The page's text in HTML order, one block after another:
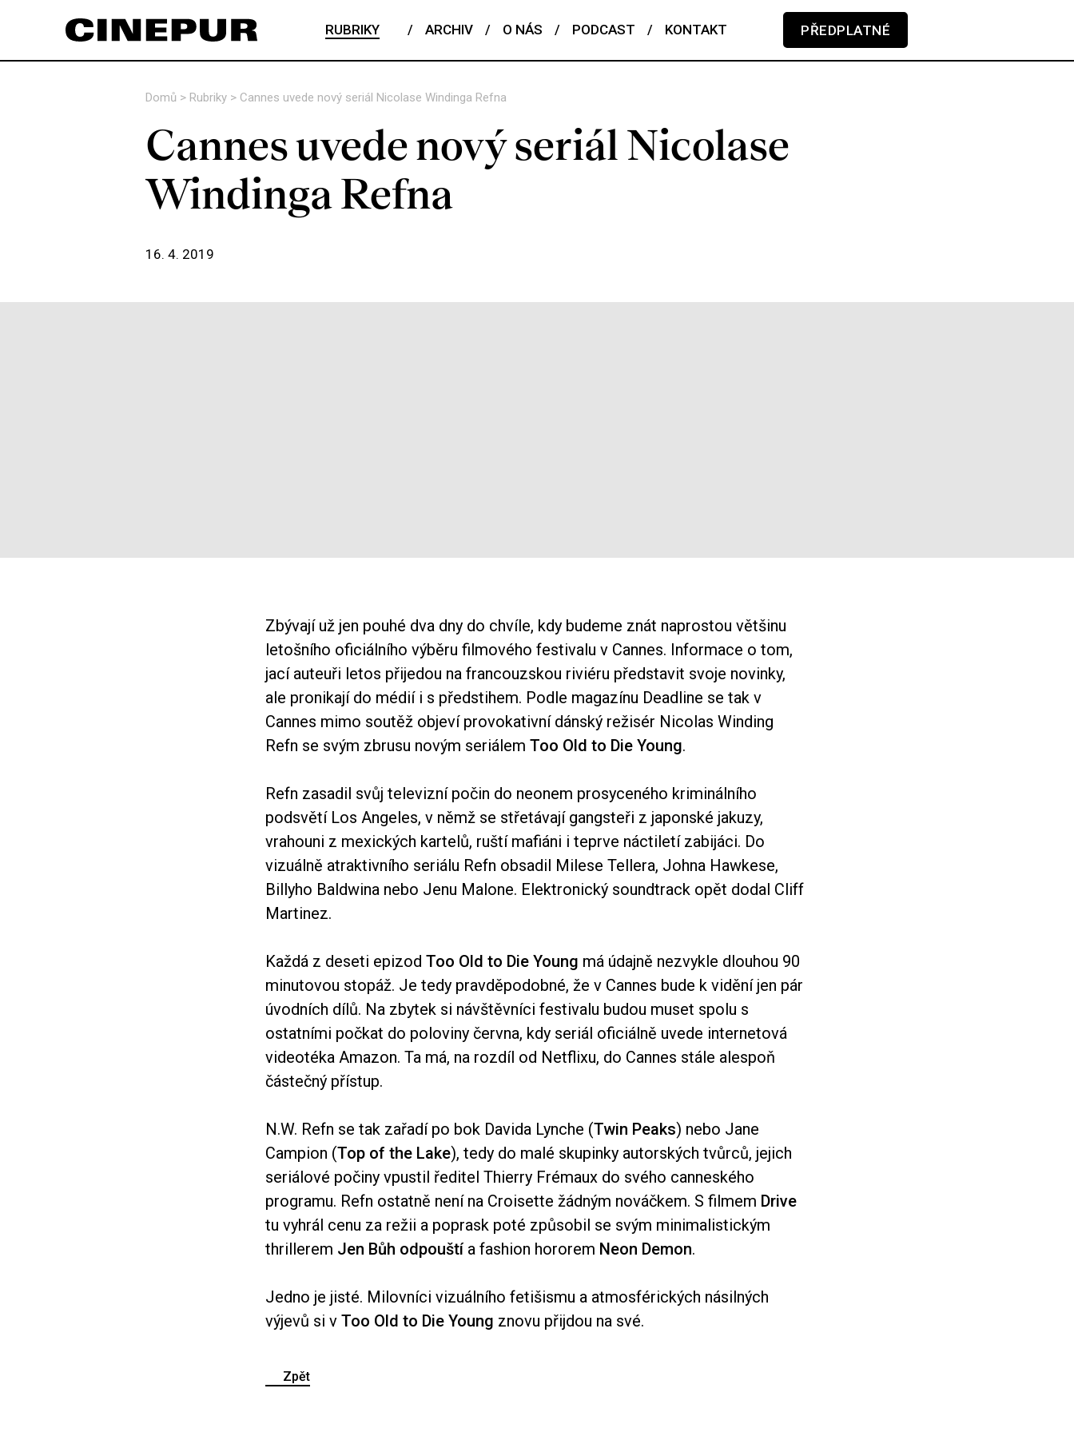
RUBRIKY / ARCHIV / O NÁS / PODCAST / KONTAKT PŘEDPLATNÉ
Domů > Rubriky > Cannes uvede nový seriál Nicolase Windinga Refna
Cannes uvede nový seriál Nicolase
Windinga Refna
16. 4. 2019
Zbývají už jen pouhé dva dny do chvíle, kdy budeme znát naprostou většinu
letošního oficiálního výběru filmového festivalu v Cannes. Informace o tom,
jací auteuři letos přijedou na francouzskou riviéru představit svoje novinky,
ale pronikají do médií i s předstihem. Podle magazínu Deadline se tak v
Cannes mimo soutěž objeví provokativní dánský režisér Nicolas Winding
Refn se svým zbrusu novým seriálem Too Old to Die Young.
Refn zasadil svůj televizní počin do neonem prosyceného kriminálního
podsvětí Los Angeles, v němž se střetávají gangsteři z japonské jakuzy,
vrahouni z mexických kartelů, ruští mafiáni i teprve náctiletí zabijáci. Do
vizuálně atraktivního seriálu Refn obsadil Milese Tellera, Johna Hawkese,
Billyho Baldwina nebo Jenu Malone. Elektronický soundtrack opět dodal Cliff
Martinez.
Každá z deseti epizod Too Old to Die Young má údajně nezvykle dlouhou 90
minutovou stopáž. Je tedy pravděpodobné, že v Cannes bude k vidění jen pár
úvodních dílů. Na zbytek si návštěvníci festivalu budou muset spolu s
ostatními počkat do poloviny června, kdy seriál oficiálně uvede internetová
videotéka Amazon. Ta má, na rozdíl od Netflixu, do Cannes stále alespoň
částečný přístup.
N.W. Refn se tak zařadí po bok Davida Lynche (Twin Peaks) nebo Jane
Campion (Top of the Lake), tedy do malé skupinky autorských tvůrců, jejich
seriálové počiny vpustil ředitel Thierry Frémaux do svého canneského
programu. Refn ostatně není na Croisette žádným nováčkem. S filmem Drive
tu vyhrál cenu za režii a poprask poté způsobil se svým minimalistickým
thrillerem Jen Bůh odpouštía fashion hororem Neon Demon.
Jedno je jisté. Milovníci vizuálního fetišismu a atmosférických násilných
výjevů si v Too Old to Die Young znovu přijdou na své.
Zpět